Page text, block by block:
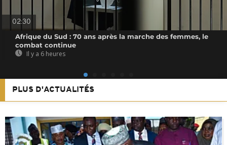
02:30
Afrique du Sud : 70 ans après la marche des femmes, le
combat continue
Il y a 6 heures
PLUS D'ACTUALITÉS